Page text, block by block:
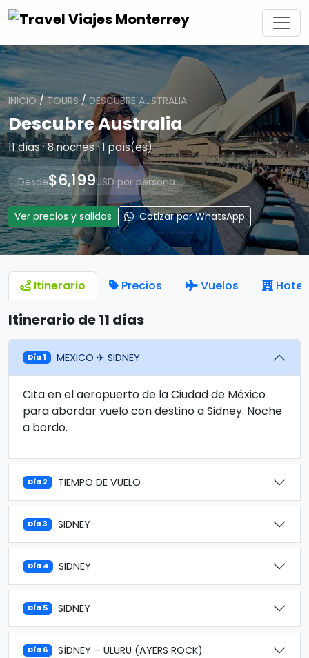
INICIO /TOURS/DESCUBRE AUSTRALIA
Descubre Australia
11 días · 8 noches · 1 país(es)
Desde$6,199USD por persona
Ver precios y salidas Cotizar por WhatsApp
Itinerario Precios Vuelos
Itinerario de 11 días
Día 1 MEXICO ✈ SIDNEY
Cita en el aeropuerto de la Ciudad de México
para abordar vuelo con destino a Sidney. Noche
a bordo.
Día 2 TIEMPO DE VUELO
Día 3 SIDNEY
Día 4 SIDNEY
Día 5 SIDNEY
Día 6 SÍDNEY – ULURU (AYERS ROCK)